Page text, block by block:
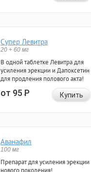
Супер Левитра
20 + 60 мг
В одной таблетке Левитра для
усиления эрекции и Дапоксетин
для продления полового акта!
от 95Р Купить
Аванафил
100 мг
Препарат для усиления эрекции